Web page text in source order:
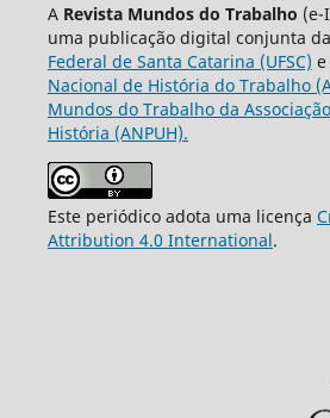
A Revista Mundos do Trabalho (e-
uma publicação digital conjunta da
Federal de Santa Catarina (UFSC) e
Nacional de História do Trabalho
Mundos do Trabalho da
História (ANPUH).
Este periódico adota uma licença
Attribution 4.0 International.